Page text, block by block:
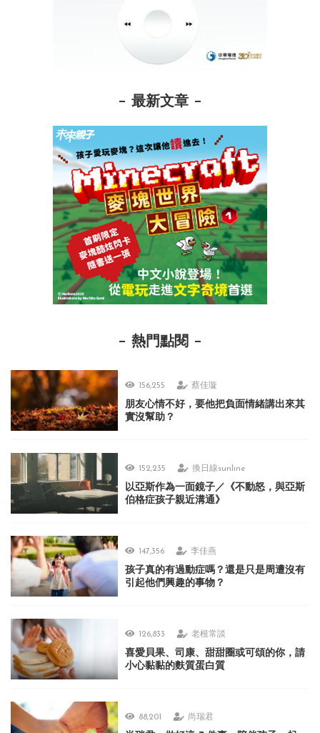
最新文章
熱門點閱
156,255 蔡佳璇
朋友心情不好，要他把負面情緒講出來其
實沒幫助？
152,235 換日線sunline
以亞斯作為一面鏡子／《不動怒，與亞斯
伯格症孩子親近溝通》
147,356 李佳燕
孩子真的有過動症嗎？還是只是周遭沒有
引起他們興趣的事物？
126,833 老根常談
喜愛貝果、司康、甜甜圈或可頌的你，請
小心黏黏的麩質蛋白質
88,201 尚瑞君